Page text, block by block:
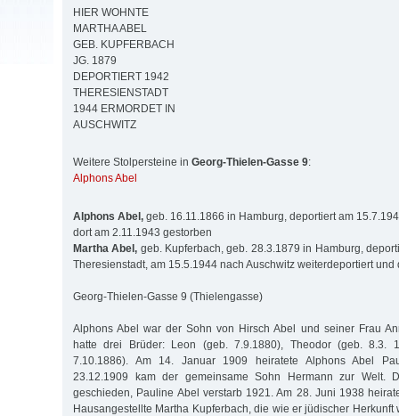
HIER WOHNTE
MARTHA ABEL
GEB. KUPFERBACH
JG. 1879
DEPORTIERT 1942
THERESIENSTADT
1944 ERMORDET IN
AUSCHWITZ
Weitere Stolpersteine in Georg-Thielen-Gasse 9:
Alphons Abel
Alphons Abel, geb. 16.11.1866 in Hamburg, deportiert am
dort am 2.11.1943 gestorben
Martha Abel, geb. Kupferbach, geb. 28.3.1879 in Hamburg,
Theresienstadt, am 15.5.1944 nach Auschwitz weiterdeportiert und
Georg-Thielen-Gasse 9 (Thielengasse)
Alphons Abel war der Sohn von Hirsch Abel und seiner Frau
hatte drei Brüder: Leon (geb. 7.9.1880), Theodor (geb. 8.3.
7.10.1886). Am 14. Januar 1909 heiratete Alphons Abel
23.12.1909 kam der gemeinsame Sohn Hermann zur Welt.
geschieden, Pauline Abel verstarb 1921. Am 28. Juni 1938
Hausangestellte Martha Kupferbach, die wie er jüdischer Herkunft